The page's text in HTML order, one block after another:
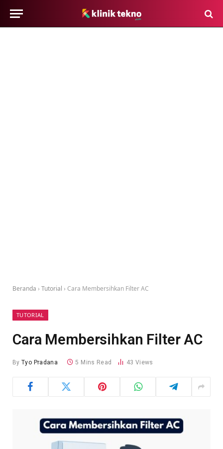
Beranda › Tutorial › Cara Membersihkan Filter AC
TUTORIAL
Cara Membersihkan Filter AC
By Tyo Pradana 5 Mins Read 43 Views